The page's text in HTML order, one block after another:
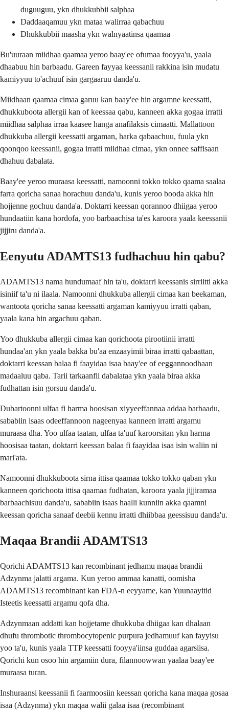
duguuguu, ykn dhukkubbii salphaa
Daddaaqamuu ykn mataa walirraa qabachuu
Dhukkubbii maasha ykn walnyaatinsa qaamaa
Bu'uuraan miidhaa qaamaa yeroo baay'ee ofumaa fooyya'u, yaala
dhaabuu hin barbaadu. Gareen fayyaa keessanii rakkina isin mudatu
kamiyyuu to'achuuf isin gargaaruu danda'u.
Miidhaan qaamaa cimaa garuu kan baay'ee hin argamne keessatti,
dhukkuboota allergii kan of keessaa qabu, kanneen akka gogaa irratti
miidhaa salphaa irraa kaasee hanga anafilaksis cimaatti. Mallattoon
dhukkuba allergii keessatti argaman, harka qabaachuu, fuula ykn
qoonqoo keessanii, gogaa irratti miidhaa cimaa, ykn onnee saffisaan
dhahuu dabalata.
Baay'ee yeroo muraasa keessatti, namoonni tokko tokko qaama saalaa
farra qoricha sanaa horachuu danda'u, kunis yeroo booda akka hin
hojjenne gochuu danda'a. Doktarri keessan qorannoo dhiigaa yeroo
hundaatiin kana hordofa, yoo barbaachisa ta'es karoora yaala keessanii
jijjiru danda'a.
Eenyutu ADAMTS13 fudhachuu hin qabu?
ADAMTS13 nama hundumaaf hin ta'u, doktarri keessanis sirriitti akka
isiniif ta'u ni ilaala. Namoonni dhukkuba allergii cimaa kan beekaman,
wantoota qoricha sanaa keessatti argaman kamiyyuu irratti qaban,
yaala kana hin argachuu qaban.
Yoo dhukkuba allergii cimaa kan qorichoota pirootiinii irratti
hundaa'an ykn yaala bakka bu'aa enzaayimii biraa irratti qabaattan,
doktarri keessan balaa fi faayidaa isaa baay'ee of eeggannoodhaan
madaaluu qaba. Tarii tarkaanfii dabalataa ykn yaala biraa akka
fudhattan isin gorsuu danda'u.
Dubartoonni ulfaa fi harma hoosisan xiyyeeffannaa addaa barbaadu,
sababiin isaas odeeffannoon nageenyaa kanneen irratti argamu
muraasa dha. Yoo ulfaa taatan, ulfaa ta'uuf karoorsitan ykn harma
hoosisaa taatan, doktarri keessan balaa fi faayidaa isaa isin waliin ni
mari'ata.
Namoonni dhukkuboota sirna ittisa qaamaa tokko tokko qaban ykn
kanneen qorichoota ittisa qaamaa fudhatan, karoora yaala jijjiramaa
barbaachisuu danda'u, sababiin isaas haalli kunniin akka qaamni
keessan qoricha sanaaf deebii kennu irratti dhiibbaa geessisuu danda'u.
Maqaa Brandii ADAMTS13
Qorichi ADAMTS13 kan recombinant jedhamu maqaa brandii
Adzynma jalatti argama. Kun yeroo ammaa kanatti, oomisha
ADAMTS13 recombinant kan FDA-n eeyyame, kan Yuunaayitid
Isteetis keessatti argamu qofa dha.
Adzynmaan addatti kan hojjetame dhukkuba dhiigaa kan dhalaan
dhufu thrombotic thrombocytopenic purpura jedhamuuf kan fayyisu
yoo ta'u, kunis yaala TTP keessatti fooyya'iinsa guddaa agarsiisa.
Qorichi kun osoo hin argamiin dura, filannoowwan yaalaa baay'ee
muraasa turan.
Inshuraansi keessanii fi faarmoosiin keessan qoricha kana maqaa gosaa
isaa (Adzynma) ykn maqaa walii galaa isaa (recombinant